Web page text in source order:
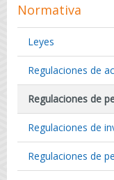
Normativa
Leyes
Regulaciones de
Regulaciones de
Regulaciones de
Regulaciones de